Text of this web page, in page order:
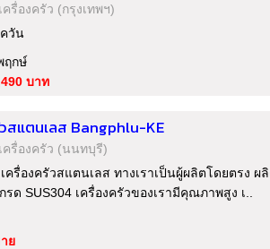
เครื่องครัว (กรุงเทพฯ)
วัน
ฤกษ์
บาท
สแตนเลส Bangphlu-KE
เครื่องครัว (นนทบุรี)
ครื่องครัวสแตนเลส ทางเราเป็นผู้ผลิตโดยตรง ผ
ด SUS304 เครื่องครัวของเรามีคุณภาพสูง เ..
ย